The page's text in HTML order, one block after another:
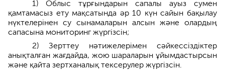
1) Облыс тұрғындарын сапалы ауыз сумен
қамтамасыз ету мақсатында әр 10 күн сайын бақылау
нүктелерінен су сынамаларын алсын және олардың
сапасына мониторинг жүргізсін;
2) Зерттеу нәтижелерімен сәйкессіздіктер
анықталған жағдайда, жою шараларын ұйымдастырсын
және қайта зертханалық тексерулер жүргізсін.